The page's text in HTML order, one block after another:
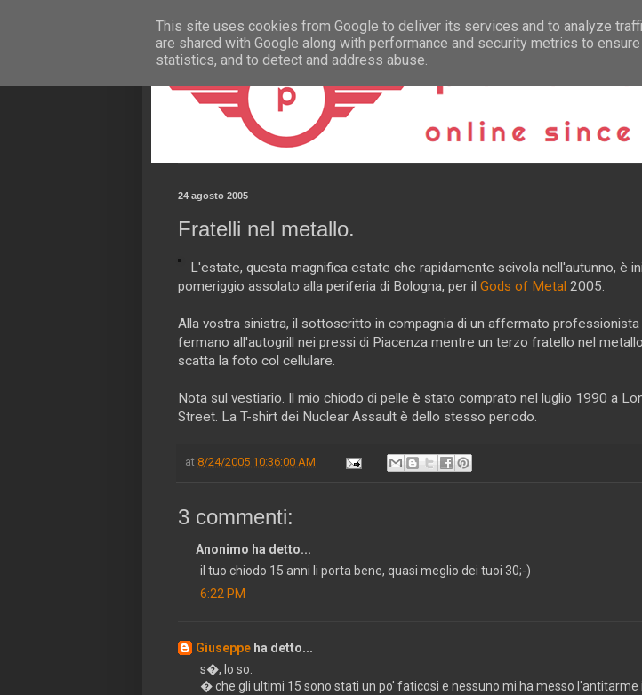
24 agosto 2005
Fratelli nel metallo.
L'estate, questa magnifica estate che rapidamente scivola nell'autunno, è
pomeriggio assolato alla periferia di Bologna, per il Gods of Metal 2005.
Alla vostra sinistra, il sottoscritto in compagnia di un affermato professionista
fermano all'autogrill nei pressi di Piacenza mentre un terzo fratello nel
scatta la foto col cellulare.
Nota sul vestiario. Il mio chiodo di pelle è stato comprato nel luglio 1990 a
Street. La T-shirt dei Nuclear Assault è dello stesso periodo.
at 8/24/2005 10:36:00 AM
3 commenti:
Anonimo ha detto...
il tuo chiodo 15 anni li porta bene, quasi meglio dei tuoi 30;-)
6:22 PM
Giuseppe ha detto...
s�, lo so.
� che gli ultimi 15 sono stati un po' faticosi e nessuno mi ha messo l'antitarme
This site uses cookies from Google to deliver its services and to analyze
are shared with Google along with performance and security metrics to
statistics, and to detect and address abuse.